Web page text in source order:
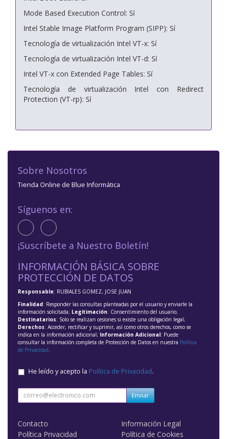
Mode Based Execution Control: Sí
Intel Stable Image Platform Program (SIPP): Sí
Tecnología de virtualización Intel VT-x: Sí
Tecnología de virtualización Intel VT-d: Sí
Intel VT-x con Extended Page Tables: Sí
Tecnología de virtualización Intel con Redirect
Protection (VT-rp): Sí
Sobre Nosotros
Tienda Online de Blue Informática
Síguenos en:
¡Suscríbete a Nuestro Boletín!
INFORMACIÓN BÁSICA SOBRE
PROTECCIÓN DE DATOS
Responsable: RUBIALES GOMEZ, JOSE JUAN
Finalidad: Responder las consultas planteadas por el usuario y enviarle la
información solicitada; Legitimación: Consentimiento del usuario;
Destinatarios: Solo se realizan cesiones si existe una obligación legal;
Derechos: Acceder, rectificar y suprimir, así como otros derechos, como se
indica en la información adicional; Información Adicional: Puede
consultar la información completa de Protección de Datos en nuestra Política
de Privacidad
He leído y acepto la Política de Privacidad.
Enviar
Contacto
Información Legal
Política Privacidad
Política de Cookies